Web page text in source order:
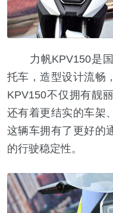
力帆KPV150是国
托车，造型设计流畅
KPV150不仅拥有靓
还有着更结实的车架
这辆车拥有了更好的
的行驶稳定性。